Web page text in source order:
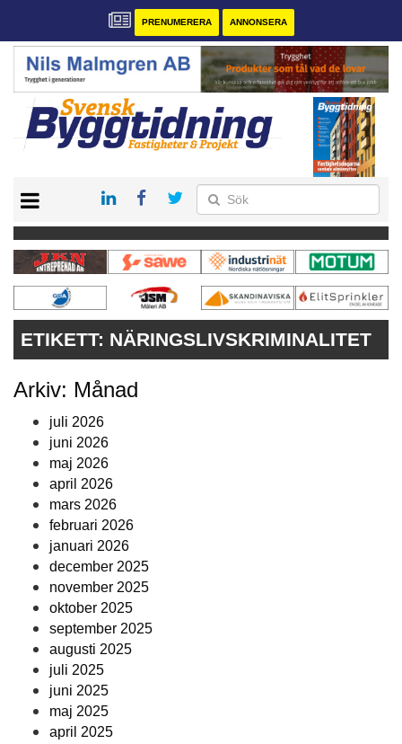
PRENUMERERA ANNONSERA
PRENUMERERA
VÅRA ANDRA MAGASIN
ANNONSERA
KONTAKT
ETIKETT: NÄRINGSLIVSKRIMINALITET
Arkiv: Månad
juli 2026
juni 2026
maj 2026
april 2026
mars 2026
februari 2026
januari 2026
december 2025
november 2025
oktober 2025
september 2025
augusti 2025
juli 2025
juni 2025
maj 2025
april 2025